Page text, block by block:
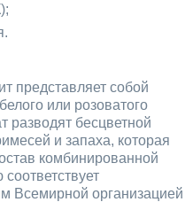
представляет собой
или розоватого
разводят бесцветной
и запаха, которая
комбинированной
Всемирной организацией